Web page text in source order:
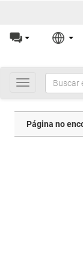
Toggle
navigation
Página no